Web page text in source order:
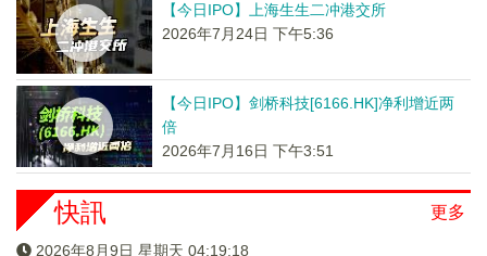
【今日IPO】上海生生二冲港交所
2026年7月24日 下午5:36
【今日IPO】剑桥科技[6166.HK]净利增近两
倍
2026年7月16日 下午3:51
更多
快訊
2026年8月9日 星期天 04:19:18